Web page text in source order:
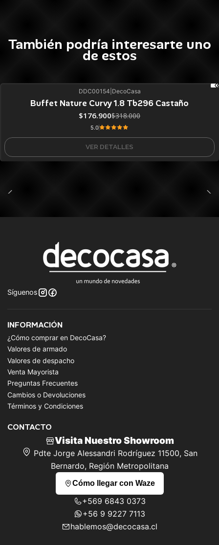
También podría interesarte uno
de estos
Agotado
DDC00154 DecoCasa
Buffet Nature Curvy 1.8 Tb296 Castaño
$176.900$318.000
5.0
VER DETALLES
Síguenos
INFORMACIÓN
¿Cómo comprar en DecoCasa?
Valores de armado
Valores de despacho
Venta Mayorista
Preguntas Frecuentes
Cambios o Devoluciones
Términos y Condiciones
CONTACTO
Visita Nuestro Showroom
Pdte Jorge Alessandri Rodríguez 11500, San
Bernardo, Región Metropolitana
Cómo llegar con Waze
+569 6843 0373
+56 9 9227 7113
hablemos@decocasa.cl